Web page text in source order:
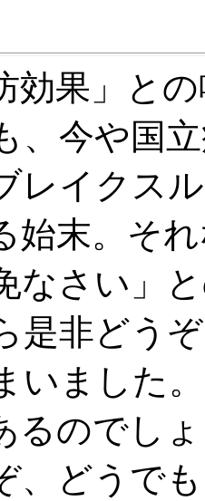
効果」と
、今や国
レイクス
始末。そ
なさい」
是非どう
いました
るのでし
、どうで